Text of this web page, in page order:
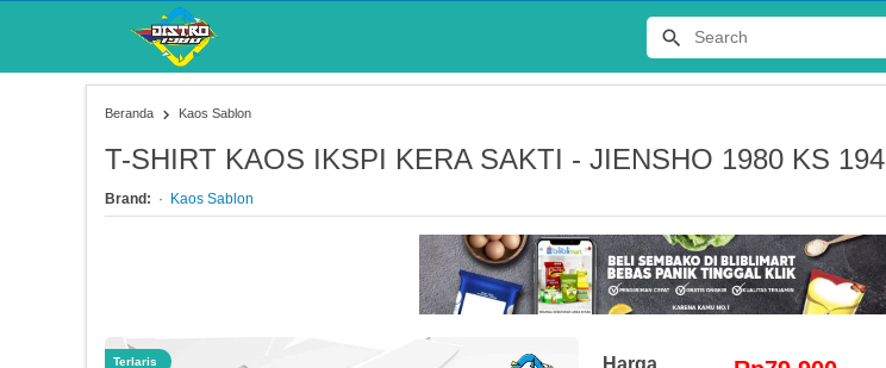
Beranda Kaos Sablon
T-SHIRT KAOS IKSPI KERA SAKTI - JIENSHO 1980 KS 194
Brand: Kaos Sablon
Terlaris